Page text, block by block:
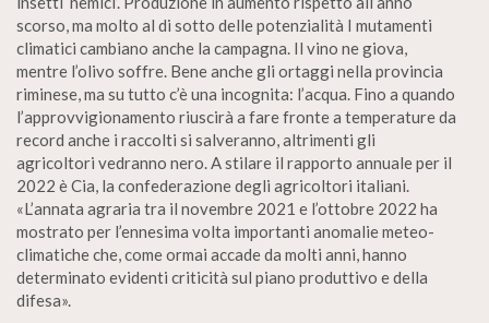
scorso, ma molto al di sotto delle potenzialità I mutamenti
climatici cambiano anche la campagna. Il vino ne giova,
mentre l’olivo soffre. Bene anche gli ortaggi nella provincia
riminese, ma su tutto c’è una incognita: l’acqua. Fino a quando
l’approvvigionamento riuscirà a fare fronte a temperature da
record anche i raccolti si salveranno, altrimenti gli
agricoltori vedranno nero. A stilare il rapporto annuale per il
2022 è Cia, la confederazione degli agricoltori italiani.
«L’annata agraria tra il novembre 2021 e l’ottobre 2022 ha
mostrato per l’ennesima volta importanti anomalie meteo-
climatiche che, come ormai accade da molti anni, hanno
determinato evidenti criticità sul piano produttivo e della
difesa».